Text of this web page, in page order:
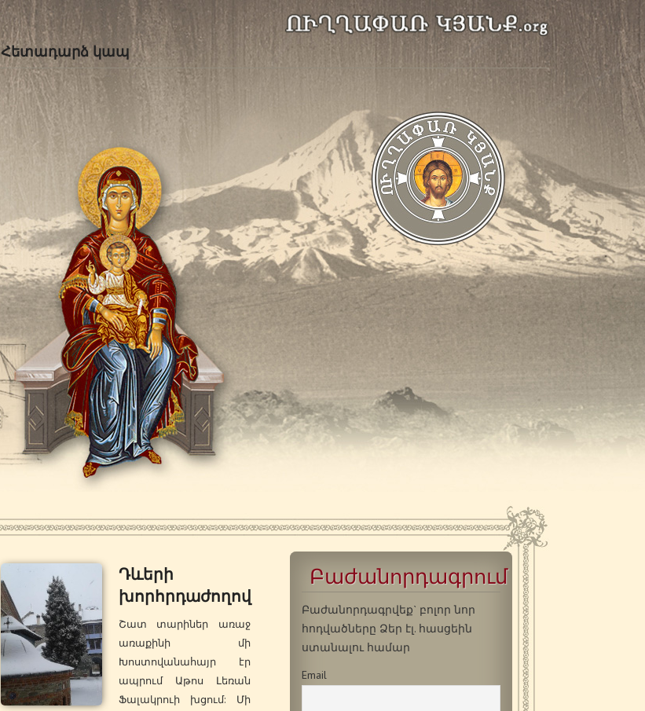
Հետադարձ կապ
Դևերի
խորհրդաժողով
Շատ տարիներ առաջ
առաքինի մի
Խոստովանահայր էր
ապրում Աթոս Լեռան
Ֆալակրուի խցում: Մի
Բաժանորդագրում
Բաժանորդագրվեք` բոլոր նոր
հոդվածները Ձեր էլ. հասցեին
ստանալու համար
Email